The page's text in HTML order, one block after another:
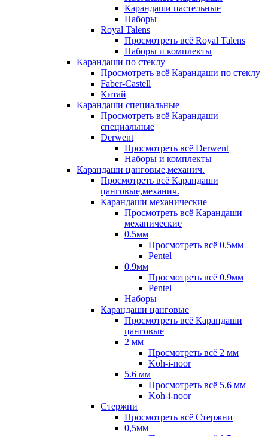
Карандаши пастельные
Наборы
Royal Talens
Просмотреть всё Royal Talens
Наборы и комплекты
Карандаши по стеклу
Просмотреть всё Карандаши по стеклу
Faber-Castell
Китай
Карандаши специальные
Просмотреть всё Карандаши
специальные
Derwent
Просмотреть всё Derwent
Наборы и комплекты
Карандаши цанговые,механич.
Просмотреть всё Карандаши
цанговые,механич.
Карандаши механические
Просмотреть всё Карандаши
механические
0.5мм
Просмотреть всё 0.5мм
Pentel
0.9мм
Просмотреть всё 0.9мм
Pentel
Наборы
Карандаши цанговые
Просмотреть всё Карандаши
цанговые
2 мм
Просмотреть всё 2 мм
Koh-i-noor
5.6 мм
Просмотреть всё 5.6 мм
Koh-i-noor
Стержни
Просмотреть всё Стержни
0,5мм